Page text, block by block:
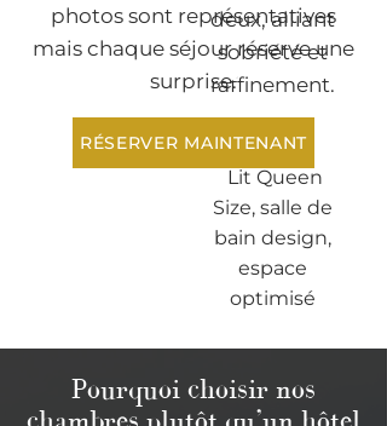
deux, alliant
sobriété et
raffinement.
Lit Queen
Size, salle de
bain design,
espace
optimisé
photos sont représentatives
mais chaque séjour réserve une
surprise.
RÉSERVER MAINTENANT
Pourquoi choisir nos